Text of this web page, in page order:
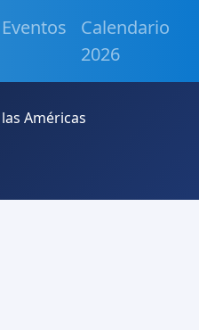
Eventos
Calendario
2026
Américas